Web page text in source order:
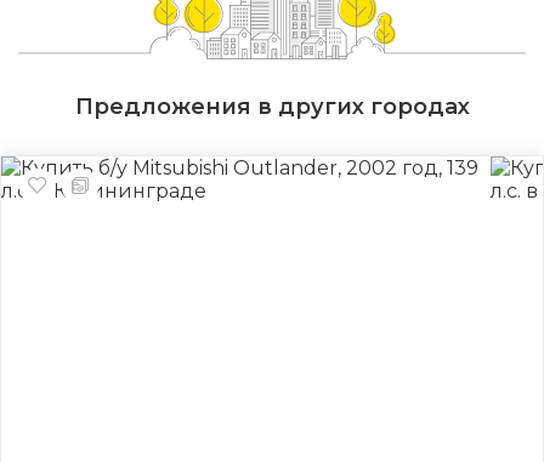
Предложения в других городах